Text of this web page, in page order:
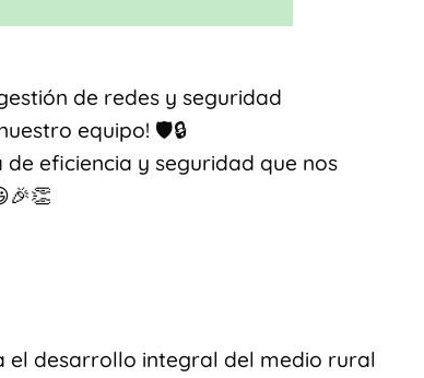
de redes y seguridad
equipo! 🛡️🔒
eficiencia y seguridad que nos
desarrollo integral del medio rural